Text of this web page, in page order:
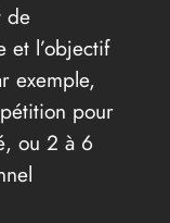
de
et l’objectif
exemple,
pour
ou 2 à 6